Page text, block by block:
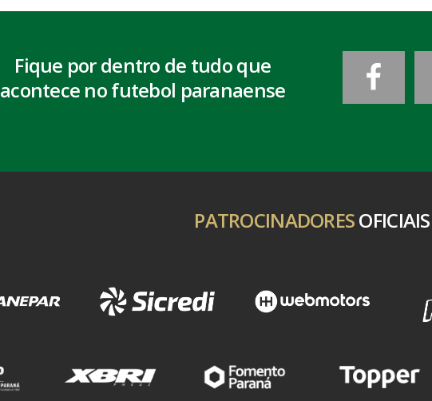
Fique por dentro de tudo que
acontece no futebol paranaense
PATROCINADORESOFICIAIS